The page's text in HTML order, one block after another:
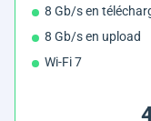
8 Gb/s en
8 Gb/s en upload
Wi-Fi 7